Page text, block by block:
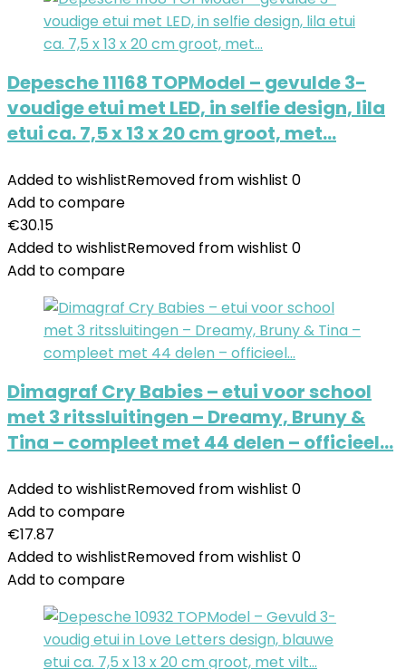
Depesche 11168 TOPModel – gevulde 3-
voudige etui met LED, in selfie design, lila
etui ca. 7,5 x 13 x 20 cm groot, met…
Added to wishlistRemoved from wishlist 0
Add to compare
€30.15
Added to wishlistRemoved from wishlist 0
Add to compare
Dimagraf Cry Babies – etui voor school
met 3 ritssluitingen – Dreamy, Bruny &
Tina – compleet met 44 delen – officieel…
Added to wishlistRemoved from wishlist 0
Add to compare
€17.87
Added to wishlistRemoved from wishlist 0
Add to compare